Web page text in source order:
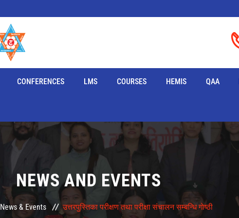
CONFERENCES LMS COURSES HEMIS QAA
NEWS AND EVENTS
News & Events उत्तरपुस्तिका परीक्षण तथा परीक्षा संचालन सम्बन्धि गाेष्ठी